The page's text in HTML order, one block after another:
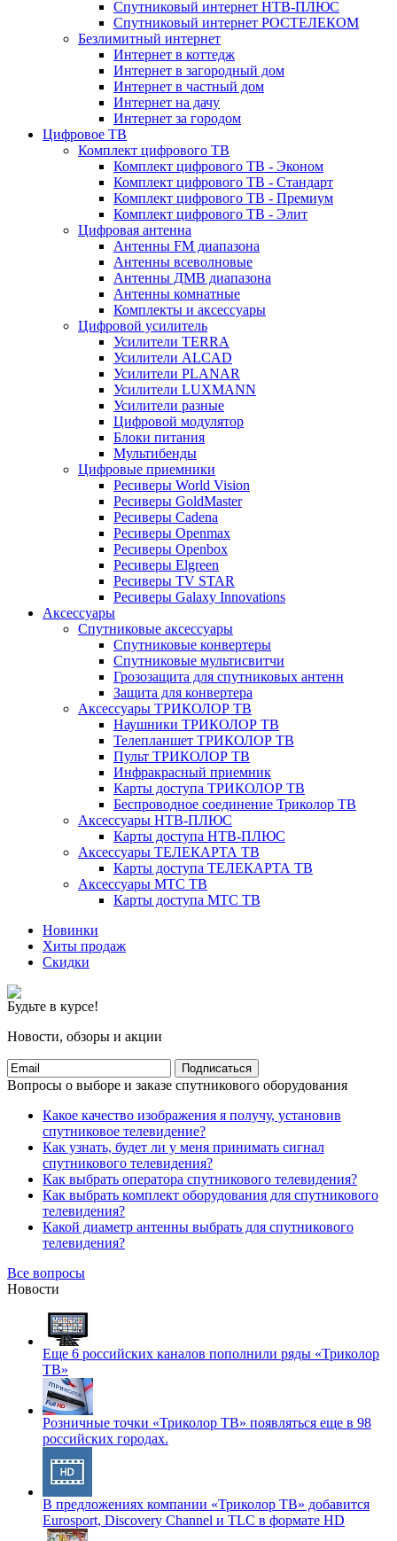
Спутниковый интернет НТВ-ПЛЮС
Спутниковый интернет РОСТЕЛЕКОМ
Безлимитный интернет
Интернет в коттедж
Интернет в загородный дом
Интернет в частный дом
Интернет на дачу
Интернет за городом
Цифровое ТВ
Комплект цифрового ТВ
Комплект цифрового ТВ - Эконом
Комплект цифрового ТВ - Стандарт
Комплект цифрового ТВ - Премиум
Комплект цифрового ТВ - Элит
Цифровая антенна
Антенны FM диапазона
Антенны всеволновые
Антенны ДМВ диапазона
Антенны комнатные
Комплекты и аксессуары
Цифровой усилитель
Усилители TERRA
Усилители ALCAD
Усилители PLANAR
Усилители LUXMANN
Усилители разные
Цифровой модулятор
Блоки питания
Мультибенды
Цифровые приемники
Ресиверы World Vision
Ресиверы GoldMaster
Ресиверы Cadena
Ресиверы Openmax
Ресиверы Openbox
Ресиверы Elgreen
Ресиверы TV STAR
Ресиверы Galaxy Innovations
Аксессуары
Спутниковые аксессуары
Спутниковые конвертеры
Спутниковые мультисвитчи
Грозозащита для спутниковых антенн
Защита для конвертера
Аксессуары ТРИКОЛОР ТВ
Наушники ТРИКОЛОР ТВ
Телепланшет ТРИКОЛОР ТВ
Пульт ТРИКОЛОР ТВ
Инфракрасный приемник
Карты доступа ТРИКОЛОР ТВ
Беспроводное соединение Триколор ТВ
Аксессуары НТВ-ПЛЮС
Карты доступа НТВ-ПЛЮС
Аксессуары ТЕЛЕКАРТА ТВ
Карты доступа ТЕЛЕКАРТА ТВ
Аксессуары МТС ТВ
Карты доступа МТС ТВ
Новинки
Хиты продаж
Скидки
Будьте в курсе!
Новости, обзоры и акции
Подписаться
Вопросы о выборе и заказе спутникового оборудования
Какое качество изображения я получу, установив
спутниковое телевидение?
Как узнать, будет ли у меня принимать сигнал
спутникового телевидения?
Как выбрать оператора спутникового телевидения?
Как выбрать комплект оборудования для спутникового
телевидения?
Какой диаметр антенны выбрать для спутникового
телевидения?
Все вопросы
Новости
Еще 6 российских каналов пополнили ряды «Триколор
ТВ»
Розничные точки «Триколор ТВ» появляться еще в 98
российских городах.
В предложениях компании «Триколор ТВ» добавится
Eurosport, Discovery Channel и TLC в формате HD